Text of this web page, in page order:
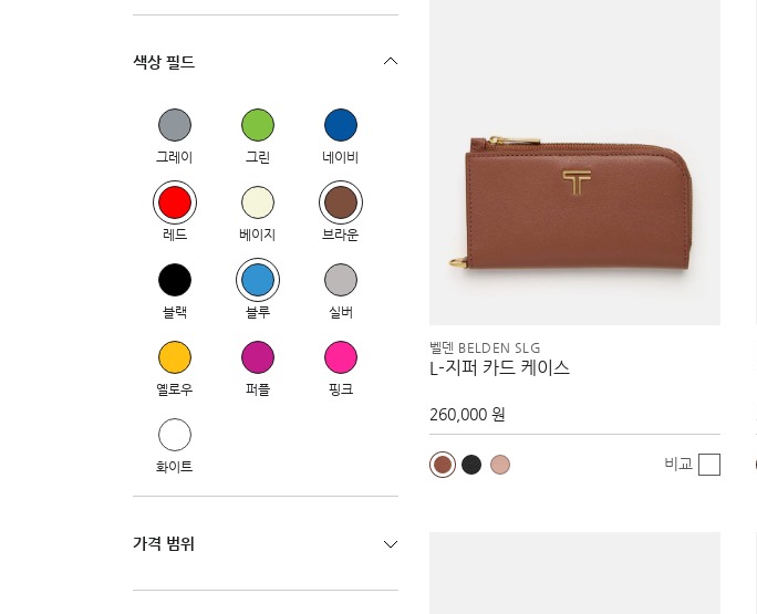
색상 필드
그레이 그린 네이비
레드 베이지 브라운
블랙 블루 실버
옐로우 퍼플 핑크
화이트
가격 범위
벨덴 BELDEN SLG
L-지퍼 카드 케이스
260,000 원
비교